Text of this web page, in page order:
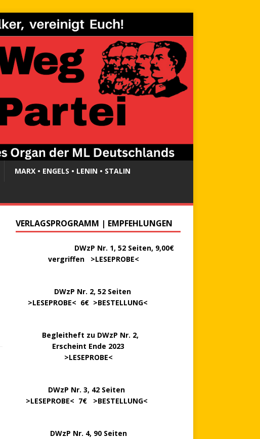
MARX • ENGELS • LENIN • STALIN
VERLAGSPROGRAMM | EMPFEHLUNGEN
DWzP Nr. 1, 52 Seiten, 9,00€
vergriffen >LESEPROBE<
DWzP Nr. 2, 52 Seiten
>LESEPROBE< 6€ >BESTELLUNG<
Begleitheft zu DWzP Nr. 2,
Erscheint Ende 2023
>LESEPROBE<
DWzP Nr. 3, 42 Seiten
>LESEPROBE< 7€ >BESTELLUNG<
DWzP Nr. 4, 90 Seiten